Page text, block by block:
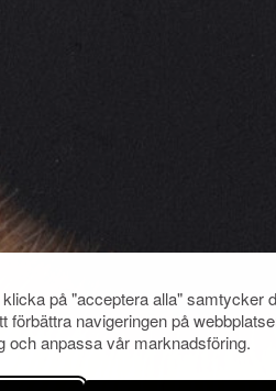
på "acceptera alla" samtycker
förbättra navigeringen på
och anpassa vår marknadsföring.